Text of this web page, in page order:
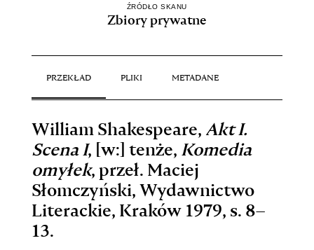
PRZEKŁAD PLIKI METADANE
William Shakespeare, Akt I.
Scena I, [w:] tenże, Komedia
omyłek, przeł. Maciej
Słomczyński, Wydawnictwo
Literackie, Kraków 1979, s. 8–
13.
ŹRÓDŁO SKANU
Zbiory prywatne